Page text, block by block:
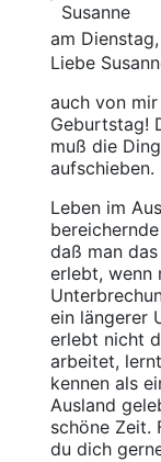
Susanne
am
Liebe
auch von
Geburtstag!
muß die
aufschieben.
Leben im
daß man
erlebt, wenn
ein längerer
erlebt nicht
arbeitet,
kennen als
Ausland
schöne Zeit.
du dich